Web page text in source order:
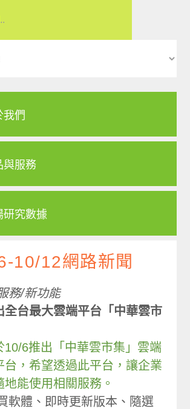
我們
與服務
研究數據
10/12網路新聞
務/新功能
全台最大雲端平台「中華雲市
10/6推出「中華雲市集」雲端
台，希望透過此平台，讓企業
地能使用相關服務。
軟體、即時更新版本、隨選